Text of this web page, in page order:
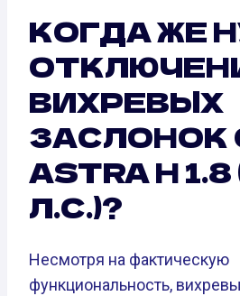
КОГДА ЖЕ
ВИХРЕВЫХ
ЗАСЛОНОК
ASTRA H 1.8
Л.С.)?
Несмотря на фактическую
функциональность,